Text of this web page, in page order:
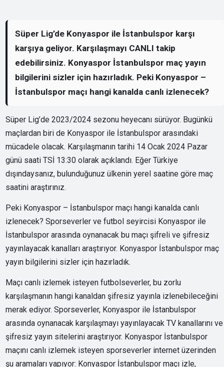
Süper Lig’de Konyaspor ile İstanbulspor karşı
karşıya geliyor. Karşılaşmayı CANLI takip
edebilirsiniz. Konyaspor İstanbulspor maç yayın
bilgilerini sizler için hazırladık. Peki Konyaspor –
İstanbulspor maçı hangi kanalda canlı izlenecek?
Süper Lig’de 2023/2024 sezonu heyecanı sürüyor. Bugünkü
maçlardan biri de Konyaspor ile İstanbulspor arasındaki
mücadele olacak. Karşılaşmanın tarihi 14 Ocak 2024 Pazar
günü saati TSİ 13:30 olarak açıklandı. Eğer Türkiye
dışındaysanız, bulunduğunuz ülkenin yerel saatine göre maç
saatini araştırınız.
Peki Konyaspor – İstanbulspor maçı hangi kanalda canlı
izlenecek? Sporseverler ve futbol seyircisi Konyaspor ile
İstanbulspor arasında oynanacak bu maçı şifreli ve şifresiz
yayınlayacak kanalları araştırıyor. Konyaspor İstanbulspor maç
yayın bilgilerini sizler için hazırladık.
Maçı canlı izlemek isteyen futbolseverler, bu zorlu
karşılaşmanın hangi kanaldan şifresiz yayınla izlenebileceğini
merak ediyor. Sporseverler, Konyaspor ile İstanbulspor
arasında oynanacak karşılaşmayı yayınlayacak TV kanallarını ve
şifresiz yayın sitelerini araştırıyor. Konyaspor İstanbulspor
maçını canlı izlemek isteyen sporseverler internet üzerinden
şu aramaları yapıyor: Konyaspor İstanbulspor maçı izle,